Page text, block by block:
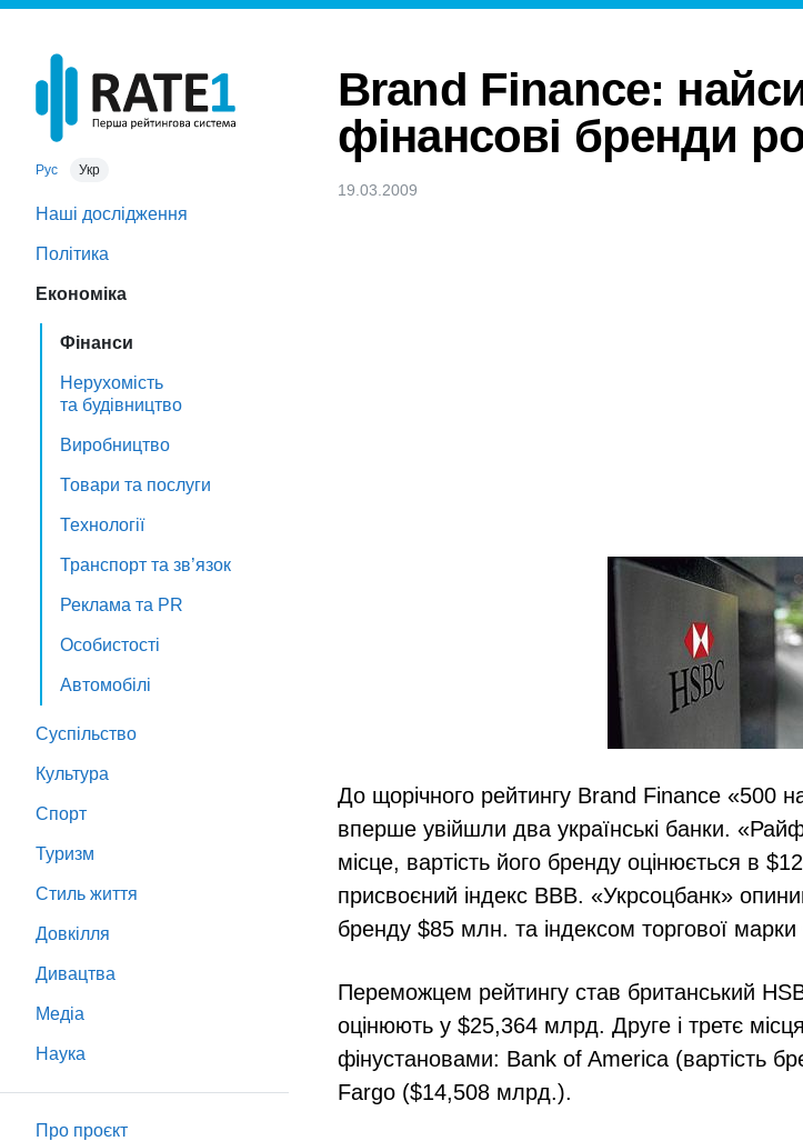
Рус Укр
Наші дослідження
Політика
Економіка
Фінанси
Нерухомість
та будівництво
Виробництво
Товари та послуги
Технології
Транспорт та зв’язок
Реклама та PR
Особистості
Автомобілі
Суспільство
Культура
Спорт
Туризм
Стиль життя
Довкілля
Дивацтва
Медіа
Наука
Про проєкт
Brand Finance:
фінансові бренди
19.03.2009
До щорічного рейтингу Brand Finance «500
вперше увійшли два українські банки.
місце, вартість його бренду оцінюється в
присвоєний індекс ВВВ. «Укрсоцбанк»
бренду $85 млн. та індексом торгової
Переможцем рейтингу став британський
оцінюють у $25,364 млрд. Друге і третє
фінустановами: Bank of America (вартість
Fargo ($14,508 млрд.).